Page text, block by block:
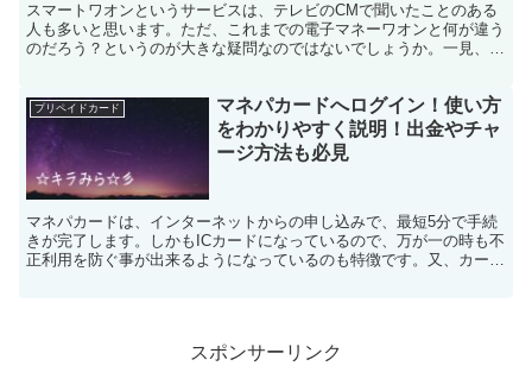
スマートワオンというサービスは、テレビのCMで聞いたことのある
人も多いと思います。ただ、これまでの電子マネーワオンと何が違う
のだろう？というのが大きな疑問なのではないでしょうか。一見、や
プリペイドカード
マネパカードへログイン！使い方
をわかりやすく説明！出金やチャ
ージ方法も必見
マネパカードは、インターネットからの申し込みで、最短5分で手続
きが完了します。しかもICカードになっているので、万が一の時も不
正利用を防ぐ事が出来るようになっているのも特徴です。又、カード
スポンサーリンク